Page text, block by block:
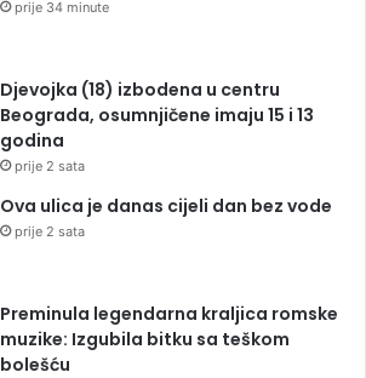
prije 34 minute
Djevojka (18) izbodena u centru
Beograda, osumnjičene imaju 15 i 13
godina
prije 2 sata
Ova ulica je danas cijeli dan bez vode
prije 2 sata
Preminula legendarna kraljica romske
muzike: Izgubila bitku sa teškom
bolešću